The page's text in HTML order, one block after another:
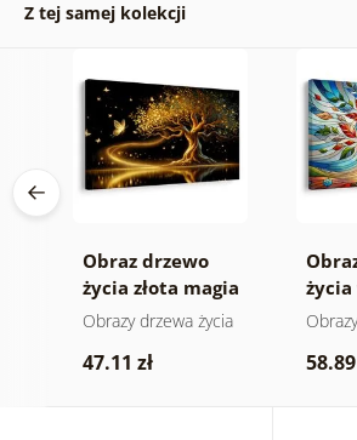
Z tej samej kolekcji
Obraz drzewo
życia złota magia
Obrazy drzewa życia
47.11 zł
życia
58.89